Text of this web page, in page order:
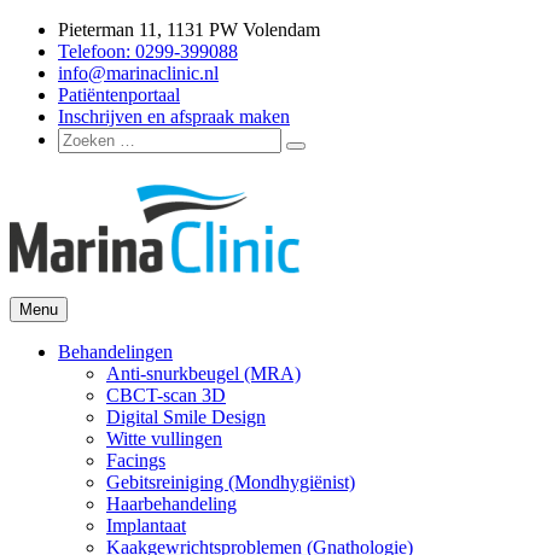
naar
inhoud
Pieterman 11, 1131 PW Volendam
Telefoon: 0299-399088
info@marinaclinic.nl
Patiëntenportaal
Inschrijven en afspraak maken
Zoeken
naar:
Zoeken
Marina Clinic
Omdat u goed in uw vel mag zitten.
Menu
Behandelingen
Anti-snurkbeugel (MRA)
CBCT-scan 3D
Digital Smile Design
Witte vullingen
Facings
Gebitsreiniging (Mondhygiënist)
Haarbehandeling
Implantaat
Kaakgewrichtsproblemen (Gnathologie)